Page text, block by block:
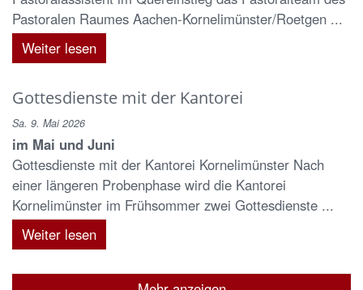
Pastoralen Raumes Aachen-Kornelimünster/Roetgen ...
Weiter lesen
Gottesdienste mit der Kantorei
Sa. 9. Mai 2026
im Mai und Juni
Gottesdienste mit der Kantorei Kornelimünster Nach
einer längeren Probenphase wird die Kantorei
Kornelimünster im Frühsommer zwei Gottesdienste ...
Weiter lesen